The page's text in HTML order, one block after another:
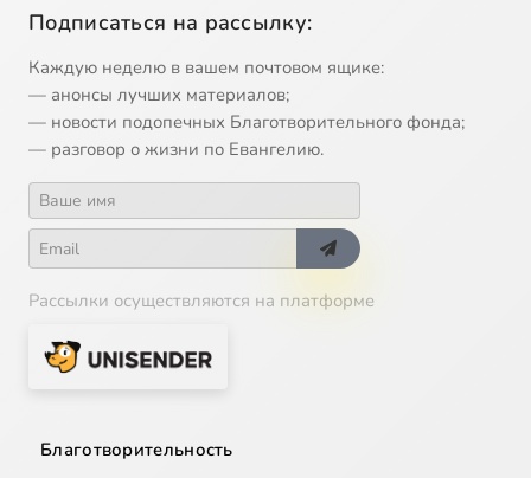
Подписаться на рассылку:
Каждую неделю в вашем почтовом ящике:
— анонсы лучших материалов;
— новости подопечных Благотворительного фонда;
— разговор о жизни по Евангелию.
Рассылки осуществляются на платформе
Благотворительность